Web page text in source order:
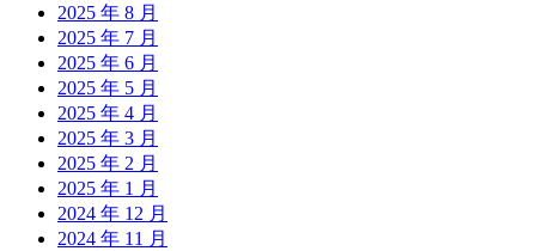
2025 年 8 月
2025 年 7 月
2025 年 6 月
2025 年 5 月
2025 年 4 月
2025 年 3 月
2025 年 2 月
2025 年 1 月
2024 年 12 月
2024 年 11 月